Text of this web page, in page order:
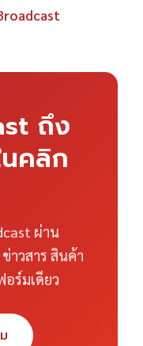
ถึง
คลิก
ผ่าน
าวสาร สินค้า
ร์มเดียว